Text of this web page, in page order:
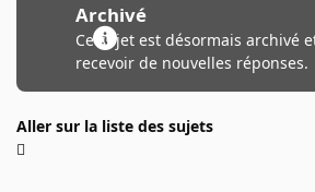
Archivé
Ce sujet est désormais archivé
recevoir de nouvelles réponses.
Aller sur la liste des sujets